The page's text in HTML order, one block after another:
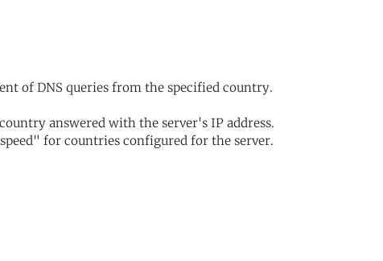
of DNS queries from the specified country.
answered with the server's IP address.
for countries configured for the server.